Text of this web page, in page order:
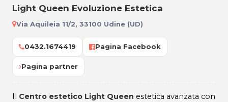
Light Queen Evoluzione Estetica
Via Aquileia 11/2, 33100 Udine (UD)
0432.1674419 Pagina Facebook
Pagina partner
Il Centro estetico Light Queen estetica avanzata con